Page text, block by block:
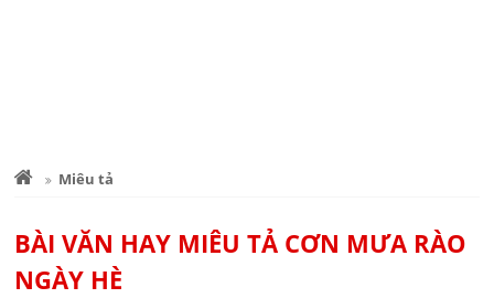
Miêu tả
BÀI VĂN HAY MIÊU TẢ CƠN MƯA RÀO
NGÀY HÈ